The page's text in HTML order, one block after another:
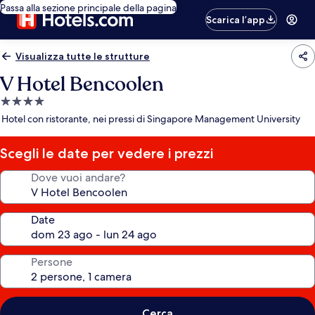
Passa alla sezione principale della pagina
Scarica l’app
Visualizza tutte le strutture
V Hotel Bencoolen
Struttura
a
stelle
Hotel con ristorante, nei pressi di Singapore Management University
Scegli le date per vedere i prezzi
Dove vuoi andare?
Date
Persone